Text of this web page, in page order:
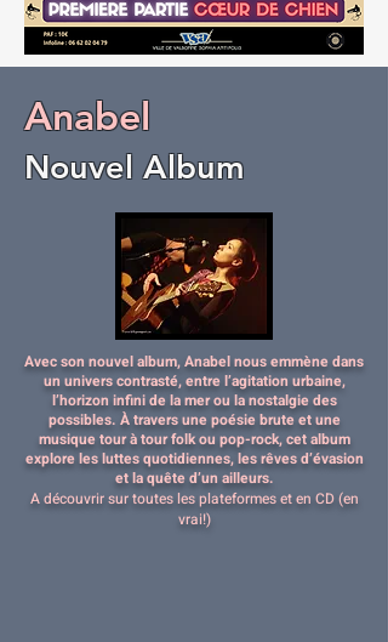
Anabel
Nouvel Album
Avec son nouvel album, Anabel nous emmène dans
un univers contrasté, entre l’agitation urbaine,
l’horizon infini de la mer ou la nostalgie des
possibles. À travers une poésie brute et une
musique tour à tour folk ou pop-rock, cet album
explore les luttes quotidiennes, les rêves d’évasion
et la quête d’un ailleurs.
A découvrir sur toutes les plateformes et en CD (en
vrai!)